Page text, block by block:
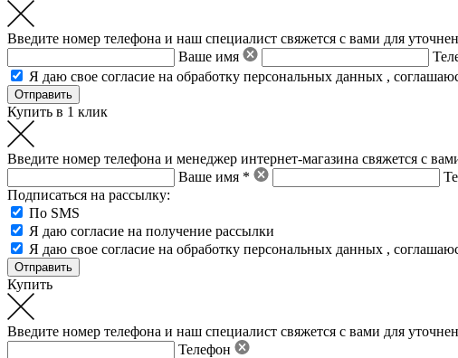
Введите номер телефона и наш специалист свяжется с вами для
Ваше имя
Я даю свое согласие на обработку персональных данных ,
Купить в 1 клик
Введите номер телефона и менеджер интернет-магазина свяжется с
Ваше имя *
Подписаться на рассылку:
По SMS
Я даю согласие на получение рассылки
Я даю свое согласие на обработку персональных данных ,
Купить
Введите номер телефона и наш специалист свяжется с вами для
Телефон